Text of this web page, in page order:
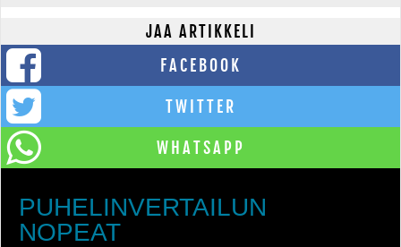
JAA ARTIKKELI
FACEBOOK
TWITTER
WHATSAPP
PUHELINVERTAILUN
NOPEAT